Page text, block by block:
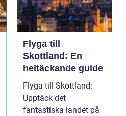
Flyga till
Skottland: En
heltäckande guide
Flyga till Skottland:
Upptäck det
fantastiska landet på